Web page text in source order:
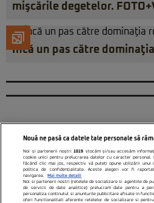
mişcările degetelor.
Încă un pas către
Nouă ne pasă ca datele tale personale să
Noi și partenerii noștri1019 stocăm și/sau accesăm
cookie unici pentru prelucrarea datelor cu caracter
făcând clic mai jos, respectiv vă puteți opune utilizării unui
politica de confidențialitate. Aceste alegeri vor fi
navigarea.
Mai multe detalii
Noi si partenerii nostri (retelele de socializare si agentiile de
de servicii de date analitice) prelucram date pentru a
personaliza continutul si anunturile publicitare afisate in
oferi functionalitati aferente retelelor de socializare si